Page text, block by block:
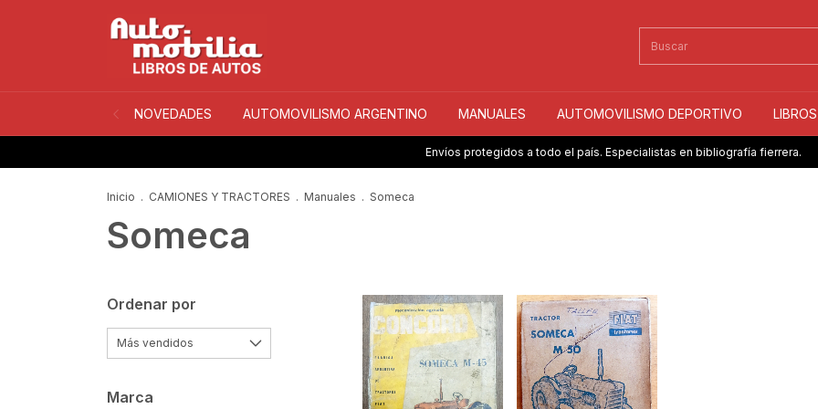
NOVEDADES AUTOMOVILISMO ARGENTINO MANUALES AUTOMOVILISMO DEPORTIVO
Envíos protegidos a todo el país. Especialistas en bibliografía fierrera.
Inicio . CAMIONES Y TRACTORES . Manuales . Someca
Someca
Ordenar por
Marca